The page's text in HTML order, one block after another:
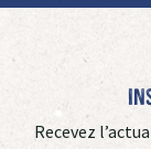
Recevez